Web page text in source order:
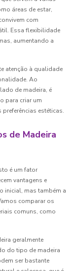
áreas de estar,
com
Essa flexibilidade
aumentando a
atenção à qualidade
Ao
de madeira, é
para criar um
estéticas.
de Madeira
é um fator
vantagens e
inicial, mas também a
comparar os
comuns, como
geralmente
do tipo de madeira
ser bastante